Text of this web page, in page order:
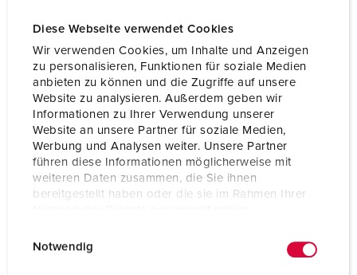
Diese Webseite verwendet Cookies
Wir verwenden Cookies, um Inhalte und Anzeigen
zu personalisieren, Funktionen für soziale Medien
anbieten zu können und die Zugriffe auf unsere
Website zu analysieren. Außerdem geben wir
Informationen zu Ihrer Verwendung unserer
Website an unsere Partner für soziale Medien,
Werbung und Analysen weiter. Unsere Partner
führen diese Informationen möglicherweise mit
weiteren Daten zusammen, die Sie ihnen
bereitgestellt haben oder die sie im Rahmen Ihrer
Notwendig
Clock position 9 h
Hertz 50-60 Hz
Connection
technology
Screw terminals
Contact standard
Protection type IP67